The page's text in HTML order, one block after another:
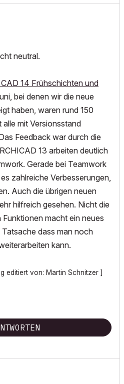
neutral.
14 Frühschichten und
bei denen wir die neue
haben, waren rund 150
mit Versionsstand
Feedback war durch die
13 arbeiten deutlich
Gerade bei Teamwork
zahlreiche Verbesserungen,
Auch die übrigen neuen
hilfreich gesehen. Nicht die
macht ein neues
dass man noch
kann.
editiert von: Martin Schnitzer ]